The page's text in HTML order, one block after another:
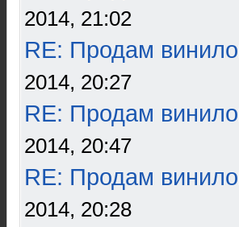
2014, 21:02
RE: Продам
2014, 20:27
RE: Продам
2014, 20:47
RE: Продам
2014, 20:28